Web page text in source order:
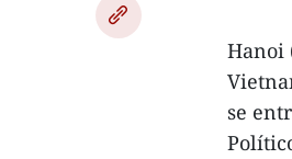
Hanoi
se